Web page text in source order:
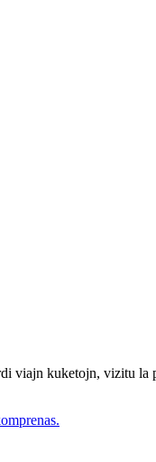
viajn kuketojn, vizitu la